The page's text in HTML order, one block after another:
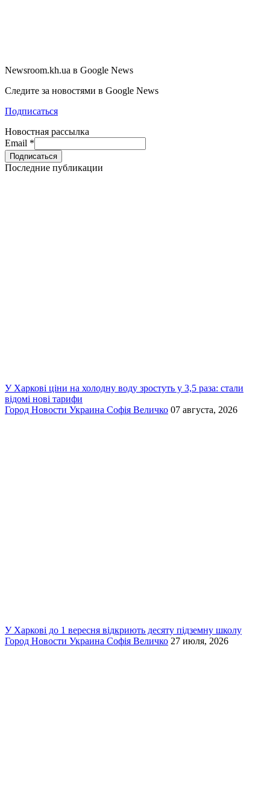
Newsroom.kh.ua в Google News
Следите за новостями в Google News
Подписаться
Новостная рассылка
Email *
Последние публикации
У Харкові ціни на холодну воду зростуть у 3,5 раза: стали
відомі нові тарифи
Город Новости Украина Софія Величко 07 августа, 2026
У Харкові до 1 вересня відкриють десяту підземну школу
Город Новости Украина Софія Величко 27 июля, 2026